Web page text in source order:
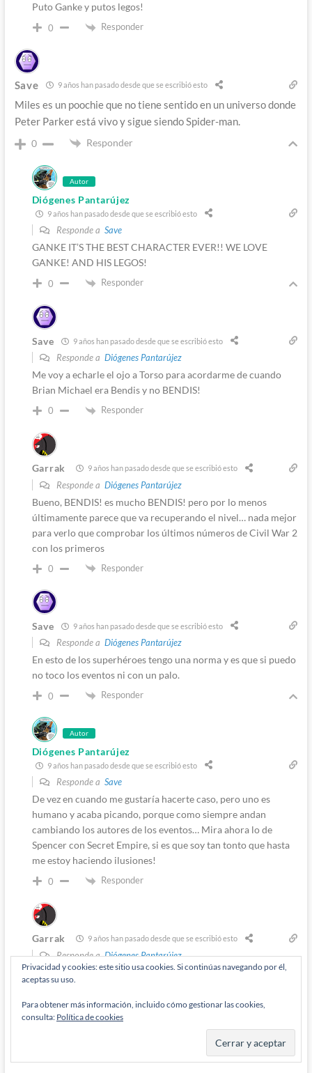
Puto Ganke y putos legos!
0 Responder
Save 9 años han pasado desde que se escribió esto
Miles es un poochie que no tiene sentido en un universo donde
Peter Parker está vivo y sigue siendo Spider-man.
0 Responder
Autor
Diógenes Pantarújez
9 años han pasado desde que se escribió esto
Responde a Save
GANKE IT’S THE BEST CHARACTER EVER!! WE LOVE
GANKE! AND HIS LEGOS!
0 Responder
Save 9 años han pasado desde que se escribió esto
Responde a Diógenes Pantarújez
Me voy a echarle el ojo a Torso para acordarme de cuando
Brian Michael era Bendis y no BENDIS!
0 Responder
Garrak 9 años han pasado desde que se escribió esto
Responde a Diógenes Pantarújez
Bueno, BENDIS! es mucho BENDIS! pero por lo menos
últimamente parece que va recuperando el nivel… nada mejor
para verlo que comprobar los últimos números de Civil War 2
con los primeros
0 Responder
Save 9 años han pasado desde que se escribió esto
Responde a Diógenes Pantarújez
En esto de los superhéroes tengo una norma y es que si puedo
no toco los eventos ni con un palo.
0 Responder
Autor
Diógenes Pantarújez
9 años han pasado desde que se escribió esto
Responde a Save
De vez en cuando me gustaría hacerte caso, pero uno es
humano y acaba picando, porque como siempre andan
cambiando los autores de los eventos… Mira ahora lo de
Spencer con Secret Empire, si es que soy tan tonto que hasta
me estoy haciendo ilusiones!
0 Responder
Garrak 9 años han pasado desde que se escribió esto
Responde aDiógenes Pantarújez
Bueno, es que Secret Empire es la supuesta conclusión de la
macro-historia de Spencer en las dos series del Capitán
América, y este tío suele tener buen hacer (aunque en los
Capis a veces se me hace un poco pesada su manía de meter
discursos ¡Para que luego os quejéis del decompressive!)
Privacidad y cookies: este sitio usa cookies. Si continúas navegando por él,
aceptas su uso.
Para obtener más información, incluido cómo gestionar las cookies,
consulta: Política de cookies